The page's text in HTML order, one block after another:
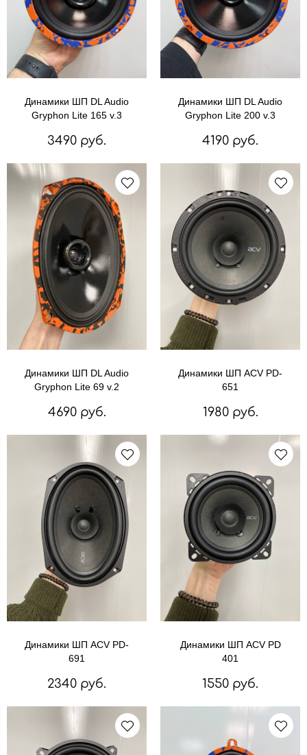
Динамики ШП DL Audio
Gryphon Lite 165 v.3
3490 руб.
Динамики ШП DL Audio
Gryphon Lite 200 v.3
4190 руб.
Динамики ШП DL Audio
Gryphon Lite 69 v.2
4690 руб.
Динамики ШП ACV PD-
651
1980 руб.
Динамики ШП ACV PD-
691
2340 руб.
Динамики ШП ACV PD
401
1550 руб.